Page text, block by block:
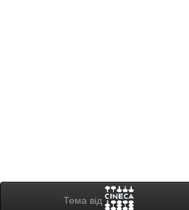
Тема від